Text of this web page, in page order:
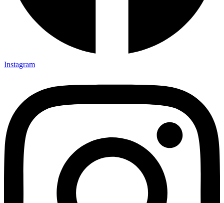
Instagram